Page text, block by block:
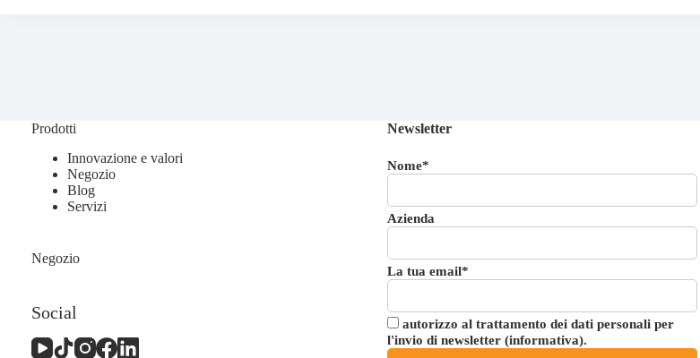
Prodotti
Innovazione e valori
Negozio
Blog
Servizi
Negozio
Social
Newsletter
Nome*
Azienda
La tua email*
autorizzo al trattamento dei dati personali per
l'invio di newsletter (informativa).